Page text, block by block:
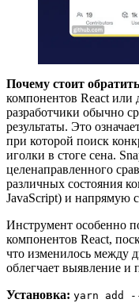
Почему стоит
компонентов React или
разработчики обычно
результаты. Это
при которой поиск
иголки в стоге сена.
целенаправленного
различных состояния
JavaScript) и напрямую
Инструмент особенно
компонентов React,
что изменилось между
облегчает выявление и
Установка: yarn add